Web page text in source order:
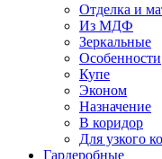
Отделка и
Из МДФ
Зеркальные
Особенности
Купе
Эконом
Назначение
В коридор
Для узкого
Гардеробные